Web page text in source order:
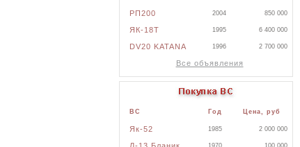
РП200 2004 850 000
ЯК-18Т 1995 6 400 000
DV20 KATANA 1996 2 700 000
Все объявления
ВС Год Цена, руб
Як-52 1985 2 000 000
1970 100 000